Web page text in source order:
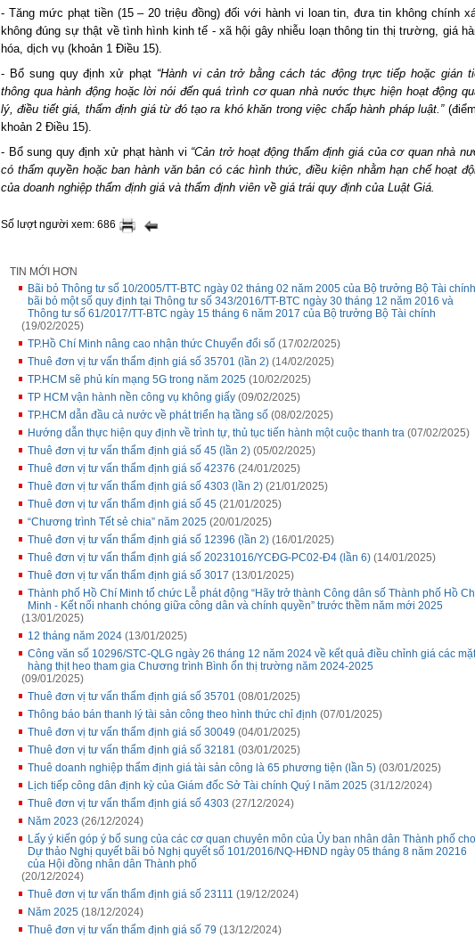
- Tăng mức phạt tiền (15 – 20 triệu đồng) đối với hành vi loan tin, đưa tin không chính
không đúng sự thật về tình hình kinh tế - xã hội gây nhiễu loạn thông tin thị trường, giá
hóa, dịch vụ (khoản 1 Điều 15).
- Bổ sung quy định xử phạt “Hành vi cản trở bằng cách tác động trực tiếp hoặc gián
thông qua hành động hoặc lời nói đến quá trình cơ quan nhà nước thực hiện hoạt động
lý, điều tiết giá, thẩm định giá từ đó tạo ra khó khăn trong việc chấp hành pháp luật.”
khoản 2 Điều 15).
- Bổ sung quy định xử phạt hành vi “Cản trở hoạt động thẩm định giá của cơ quan nhà
có thẩm quyền hoặc ban hành văn bản có các hình thức, điều kiện nhằm hạn chế hoạt
của doanh nghiệp thẩm định giá và thẩm định viên về giá trái quy định của Luật Giá.
Số lượt người xem: 686
TIN MỚI HƠN
Bãi bỏ Thông tư số 10/2005/TT-BTC ngày 02 tháng 02 năm 2005 của Bộ trưởng Bộ Tài
bãi bỏ một số quy định tại Thông tư số 343/2016/TT-BTC ngày 30 tháng 12 năm 2016 và
Thông tư số 61/2017/TT-BTC ngày 15 tháng 6 năm 2017 của Bộ trưởng Bộ Tài chính
(19/02/2025)
TP.Hồ Chí Minh nâng cao nhận thức Chuyển đổi số (17/02/2025)
Thuê đơn vị tư vấn thẩm định giá số 35701 (lần 2) (14/02/2025)
TP.HCM sẽ phủ kín mạng 5G trong năm 2025 (10/02/2025)
TP HCM vận hành nền công vụ không giấy (09/02/2025)
TP.HCM dẫn đầu cả nước về phát triển hạ tầng số (08/02/2025)
Hướng dẫn thực hiện quy định về trình tự, thủ tục tiến hành một cuộc thanh tra (07/02/2025)
Thuê đơn vị tư vấn thẩm định giá số 45 (lần 2) (05/02/2025)
Thuê đơn vị tư vấn thẩm định giá số 42376 (24/01/2025)
Thuê đơn vị tư vấn thẩm định giá số 4303 (lần 2) (21/01/2025)
Thuê đơn vị tư vấn thẩm định giá số 45 (21/01/2025)
“Chương trình Tết sẻ chia” năm 2025 (20/01/2025)
Thuê đơn vị tư vấn thẩm định giá số 12396 (lần 2) (16/01/2025)
Thuê đơn vị tư vấn thẩm định giá số 20231016/YCĐG-PC02-Đ4 (lần 6) (14/01/2025)
Thuê đơn vị tư vấn thẩm định giá số 3017 (13/01/2025)
Thành phố Hồ Chí Minh tổ chức Lễ phát động “Hãy trở thành Công dân số Thành phố Hồ
Minh - Kết nối nhanh chóng giữa công dân và chính quyền” trước thềm năm mới 2025
(13/01/2025)
12 tháng năm 2024 (13/01/2025)
Công văn số 10296/STC-QLG ngày 26 tháng 12 năm 2024 về kết quả điều chỉnh giá các mặt
hàng thịt heo tham gia Chương trình Bình ổn thị trường năm 2024-2025
(09/01/2025)
Thuê đơn vị tư vấn thẩm định giá số 35701 (08/01/2025)
Thông báo bán thanh lý tài sản công theo hình thức chỉ định (07/01/2025)
Thuê đơn vị tư vấn thẩm định giá số 30049 (04/01/2025)
Thuê đơn vị tư vấn thẩm định giá số 32181 (03/01/2025)
Thuê doanh nghiệp thẩm định giá tài sản công là 65 phương tiện (lần 5) (03/01/2025)
Lịch tiếp công dân định kỳ của Giám đốc Sở Tài chính Quý I năm 2025 (31/12/2024)
Thuê đơn vị tư vấn thẩm định giá số 4303 (27/12/2024)
Năm 2023 (26/12/2024)
Lấy ý kiến góp ý bổ sung của các cơ quan chuyên môn của Ủy ban nhân dân Thành phố cho
Dự thảo Nghị quyết bãi bỏ Nghị quyết số 101/2016/NQ-HĐND ngày 05 tháng 8 năm 20216
của Hội đồng nhân dân Thành phố
(20/12/2024)
Thuê đơn vị tư vấn thẩm định giá số 23111 (19/12/2024)
Năm 2025 (18/12/2024)
Thuê đơn vị tư vấn thẩm định giá số 79 (13/12/2024)